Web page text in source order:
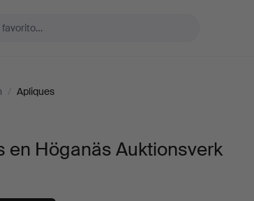
/ Apliques
en Höganäs Auktionsverk